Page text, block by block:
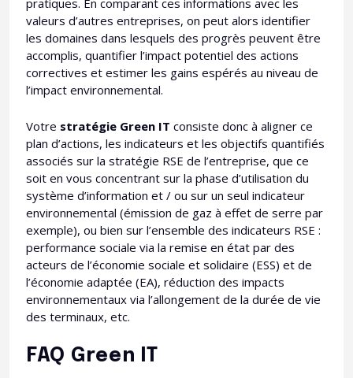
pratiques. En comparant ces informations avec les
valeurs d’autres entreprises, on peut alors identifier
les domaines dans lesquels des progrès peuvent être
accomplis, quantifier l’impact potentiel des actions
correctives et estimer les gains espérés au niveau de
l’impact environnemental.
Votre stratégie Green IT consiste donc à aligner ce
plan d’actions, les indicateurs et les objectifs quantifiés
associés sur la stratégie RSE de l’entreprise, que ce
soit en vous concentrant sur la phase d’utilisation du
système d’information et / ou sur un seul indicateur
environnemental (émission de gaz à effet de serre par
exemple), ou bien sur l’ensemble des indicateurs RSE :
performance sociale via la remise en état par des
acteurs de l’économie sociale et solidaire (ESS) et de
l’économie adaptée (EA), réduction des impacts
environnementaux via l’allongement de la durée de vie
des terminaux, etc.
FAQ Green IT